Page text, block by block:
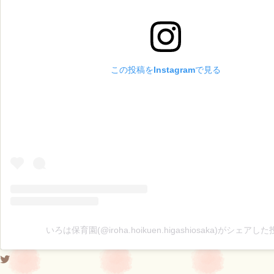
この投稿をInstagramで見る
いろは保育園(@iroha.hoikuen.higashiosaka)がシェアした